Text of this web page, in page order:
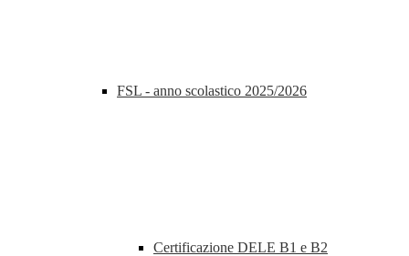
FSL - anno scolastico 2025/2026
Certificazione DELE B1 e B2